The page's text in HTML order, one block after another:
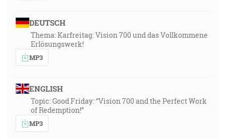
DEUTSCH
Thema: Karfreitag: Vision 700 und das Vollkommene
Erlösungswerk!
MP3
ENGLISH
Topic: Good Friday: “Vision 700 and the Perfect Work
of Redemption!”
MP3